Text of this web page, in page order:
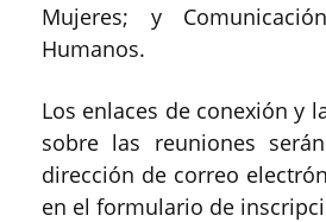
Mujeres; y
Humanos.
Los enlaces de conexión y
sobre las reuniones
dirección de correo
en el formulario de